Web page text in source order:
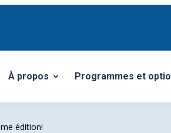
À propos
Ouvrir/Fermer le sous-menu
Programmes et
édition!